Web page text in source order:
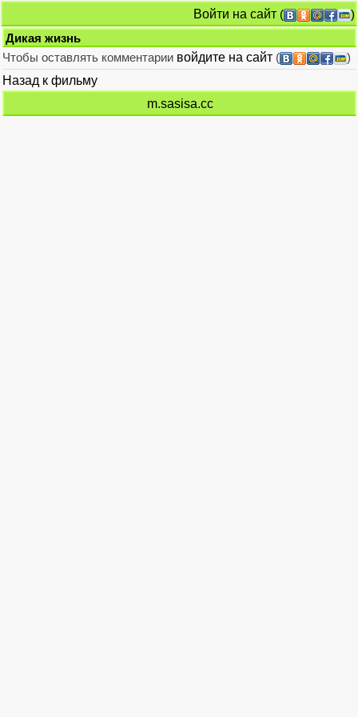
Войти на сайт (
)
Дикая жизнь
Чтобы оставлять комментарии войдите на сайт (
)
Назад к фильму
m.sasisa.cc